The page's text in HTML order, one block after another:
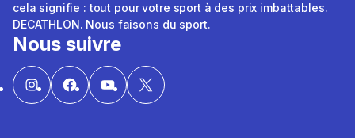
cela signifie : tout pour votre sport à des prix imbattables.
DECATHLON. Nous faisons du sport.
Nous suivre